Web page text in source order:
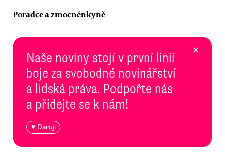
Poradce a zmocněnkyně
Naše noviny stojí v první linii
boje za svobodné novinářství
a lidská práva. Podpořte nás
a přidejte se k nám!
♥ Daruji
×